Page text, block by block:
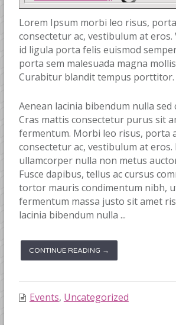
Lorem Ipsum morbi leo risus,
consectetur ac, vestibulum at eros.
id ligula porta felis euismod
porta sem malesuada magna
Curabitur blandit tempus porttitor.
Aenean lacinia bibendum nulla sed
Cras mattis consectetur purus sit
fermentum. Morbi leo risus, porta
consectetur ac, vestibulum at eros.
ullamcorper nulla non metus
Fusce dapibus, tellus ac cursus
tortor mauris condimentum nibh,
fermentum massa justo sit amet
lacinia bibendum nulla ...
CONTINUE READING →
Events, Uncategorized